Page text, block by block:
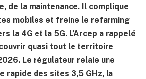
de la maintenance. Il complique
mobiles et freine le refarming
la 4G et la 5G. L’Arcep a rappelé
quasi tout le territoire
Le régulateur relaie une
rapide des sites 3,5 GHz, la